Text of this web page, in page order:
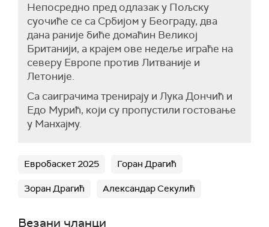
Непосредно пред одлазак у Пољску
суочиће се са Србијом у Београду, два
дана раније биће домаћин Великој
Британији, а крајем ове недеље играће на
северу Европе против Литваније и
Летоније.
Са саиграчима тренирају и Лука Дончић и
Едо Мурић, који су пропустили гостовање
у Манхајму.
Евробаскет 2025 Горан Драгић
Зоран Драгић Александар Секулић
Везани чланци